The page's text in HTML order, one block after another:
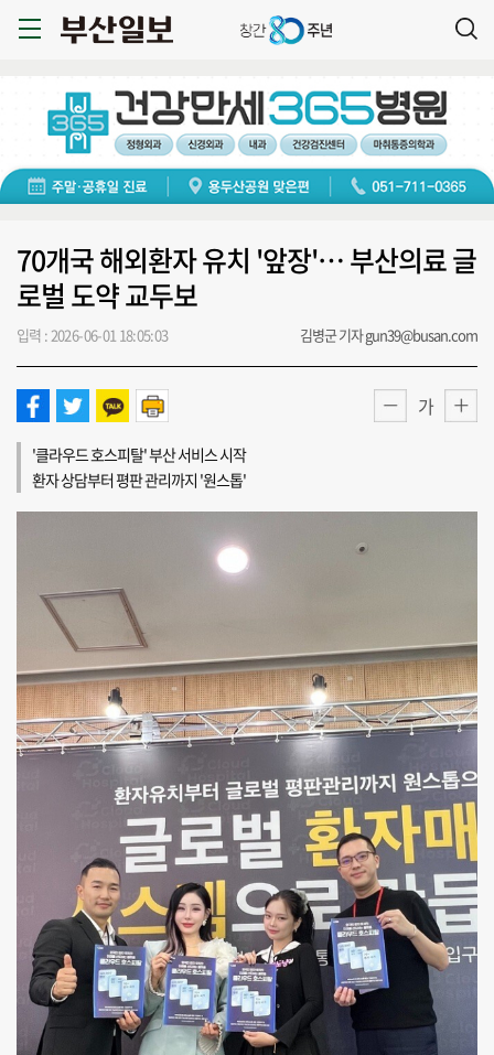
70개국 해외환자 유치 '앞장'… 부산의료 글
로벌 도약 교두보
입력 : 2026-06-01 18:05:03 김병군 기자 gun39@busan.com
가
'클라우드 호스피탈' 부산 서비스 시작
환자 상담부터 평판 관리까지 '원스톱'